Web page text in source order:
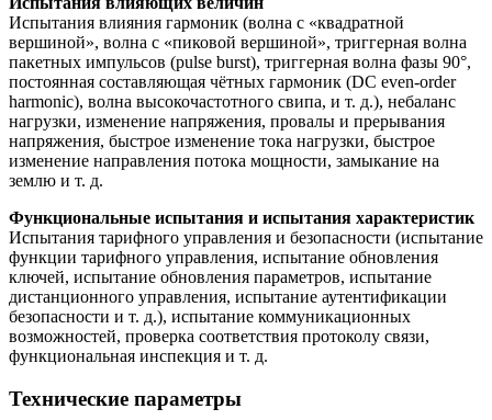
Испытания влияния гармоник (волна с «квадратной
вершиной», волна с «пиковой вершиной», триггерная волна
пакетных импульсов (pulse burst), триггерная волна фазы 90°,
постоянная составляющая чётных гармоник (DC even-order
harmonic), волна высокочастотного свипа, и т. д.), небаланс
нагрузки, изменение напряжения, провалы и прерывания
напряжения, быстрое изменение тока нагрузки, быстрое
изменение направления потока мощности, замыкание на
землю и т. д.
Функциональные испытания и испытания характеристик
Испытания тарифного управления и безопасности (испытание
функции тарифного управления, испытание обновления
ключей, испытание обновления параметров, испытание
дистанционного управления, испытание аутентификации
безопасности и т. д.), испытание коммуникационных
возможностей, проверка соответствия протоколу связи,
функциональная инспекция и т. д.
Технические параметры